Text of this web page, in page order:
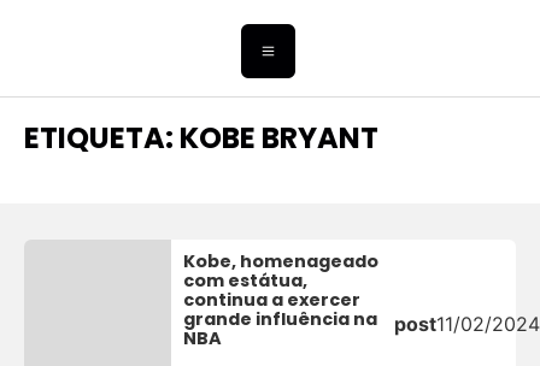
ETIQUETA: KOBE BRYANT
Kobe, homenageado
com estátua,
continua a exercer
grande influência na
NBA
post11/02/2024